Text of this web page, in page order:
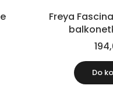
Freya
Do